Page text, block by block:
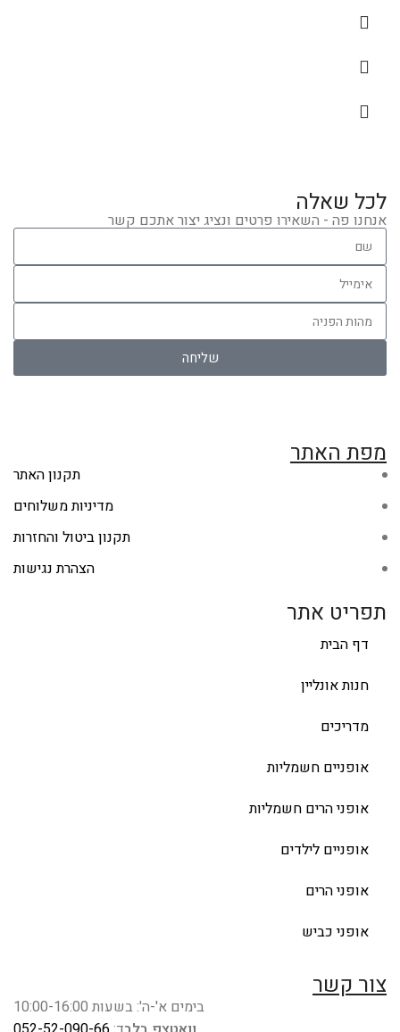
לכל שאלה
אנחנו פה - השאירו פרטים ונציג יצור אתכם קשר
שליחה
מפת האתר
תקנון האתר
מדיניות משלוחים
תקנון ביטול והחזרות
הצהרת נגישות
תפריט אתר
דף הבית
חנות אונליין
מדריכים
אופניים חשמליות
אופני הרים חשמליות
אופניים לילדים
אופני הרים
אופני כביש
צור קשר
בימים א'-ה': בשעות 10:00-16:00